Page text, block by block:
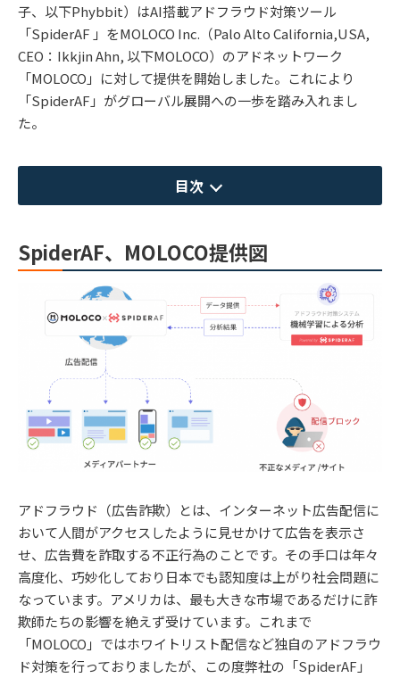
子、以下Phybbit）はAI搭載アドフラウド対策ツール
「SpiderAF 」をMOLOCO Inc.（Palo Alto California,USA,
CEO：Ikkjin Ahn, 以下MOLOCO）のアドネットワーク
「MOLOCO」に対して提供を開始しました。これにより
「SpiderAF」がグローバル展開への一歩を踏み入れまし
た。
目次
SpiderAF、MOLOCO提供図
アドフラウド（広告詐欺）とは、インターネット広告配信に
おいて人間がアクセスしたように見せかけて広告を表示さ
せ、広告費を詐取する不正行為のことです。その手口は年々
高度化、巧妙化しており日本でも認知度は上がり社会問題に
なっています。アメリカは、最も大きな市場であるだけに詐
欺師たちの影響を絶えず受けています。これまで
「MOLOCO」ではホワイトリスト配信など独自のアドフラウ
ド対策を行っておりましたが、この度弊社の「SpiderAF」